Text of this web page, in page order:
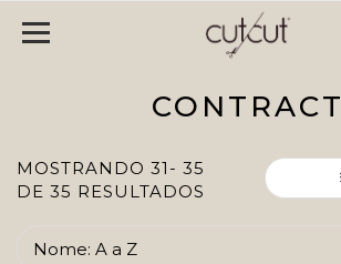
CONTRACT
MOSTRANDO 31- 35
DE 35 RESULTADOS